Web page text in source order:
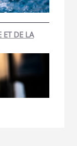
ET DE LA